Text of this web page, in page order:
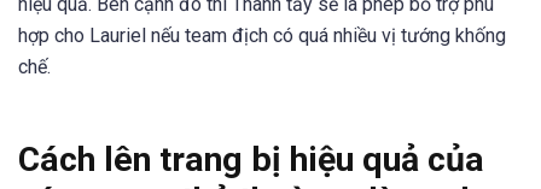
hợp cho Lauriel nếu team địch có quá nhiều vị tướng khống
chế.
Cách lên trang bị hiệu quả của